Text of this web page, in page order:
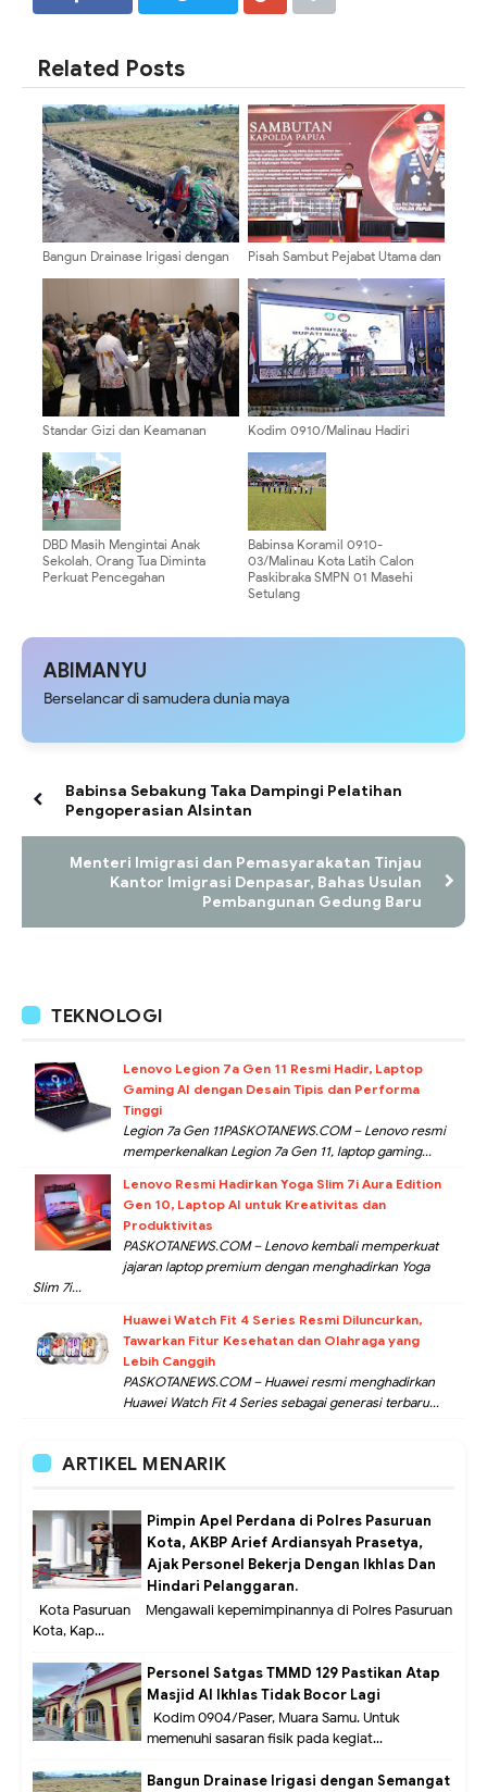
Related Posts
Bangun Drainase Irigasi dengan
Ketahanan Pangan
Pisah Sambut Pejabat Utama dan
Penguatan Sinergi dan
Pelayanan Masyarakat
Standar Gizi dan Keamanan
Dokkes Polda Papua Hadiri
Workshop Program Makan
Bergizi Gratis
Kodim 0910/Malinau Hadiri
Wanita Persatuan Kabupaten
Malinau
DBD Masih Mengintai Anak
Sekolah, Orang Tua Diminta
Perkuat Pencegahan
Babinsa Koramil 0910-
03/Malinau Kota Latih Calon
Paskibraka SMPN 01 Masehi
Setulang
ABIMANYU
Berselancar di samudera dunia maya
Babinsa Sebakung Taka Dampingi Pelatihan
Pengoperasian Alsintan
Menteri Imigrasi dan Pemasyarakatan Tinjau
Kantor Imigrasi Denpasar, Bahas Usulan
Pembangunan Gedung Baru
TEKNOLOGI
Lenovo Legion 7a Gen 11 Resmi Hadir, Laptop
Gaming AI dengan Desain Tipis dan Performa
Tinggi
Legion 7a Gen 11PASKOTANEWS.COM – Lenovo resmi
memperkenalkan Legion 7a Gen 11, laptop gaming...
Lenovo Resmi Hadirkan Yoga Slim 7i Aura Edition
Gen 10, Laptop AI untuk Kreativitas dan
Produktivitas
PASKOTANEWS.COM – Lenovo kembali memperkuat
jajaran laptop premium dengan menghadirkan Yoga
Slim 7i...
Huawei Watch Fit 4 Series Resmi Diluncurkan,
Tawarkan Fitur Kesehatan dan Olahraga yang
Lebih Canggih
PASKOTANEWS.COM – Huawei resmi menghadirkan
Huawei Watch Fit 4 Series sebagai generasi terbaru...
ARTIKEL MENARIK
Pimpin Apel Perdana di Polres Pasuruan
Kota, AKBP Arief Ardiansyah Prasetya,
Ajak Personel Bekerja Dengan Ikhlas Dan
Hindari Pelanggaran.
Kota Pasuruan – Mengawali kepemimpinannya di Polres Pasuruan
Kota, Kap...
Personel Satgas TMMD 129 Pastikan Atap
Masjid Al Ikhlas Tidak Bocor Lagi
Kodim 0904/Paser, Muara Samu. Untuk
memenuhi sasaran fisik pada kegiat...
Bangun Drainase Irigasi dengan Semangat